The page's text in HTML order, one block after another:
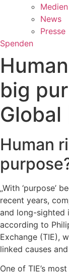
Medien
News
Presse
Spenden
big
Global​
Human
„With ‘purpose’
recent years,
and long-sighted
according to
Exchange (TIE),
linked causes
One of TIE’s